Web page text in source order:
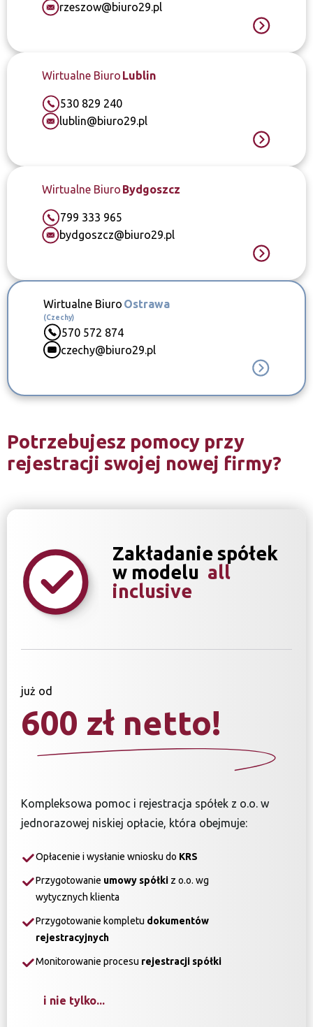
rzeszow@biuro29.pl
Wirtualne Biuro Lublin
530 829 240
lublin@biuro29.pl
Wirtualne Biuro Bydgoszcz
799 333 965
bydgoszcz@biuro29.pl
Wirtualne Biuro Ostrawa
(Czechy)
570 572 874
czechy@biuro29.pl
Potrzebujesz pomocy przy
rejestracji swojej nowej firmy?
Zakładanie spółek
w modelu all
inclusive
już od
600 zł netto!
Kompleksowa pomoc i rejestracja spółek z o.o. w
jednorazowej niskiej opłacie, która obejmuje:
Opłacenie i wysłanie wniosku do KRS
Przygotowanie umowy spółki z o.o. wg
wytycznych klienta
Przygotowanie kompletu dokumentów
rejestracyjnych
Monitorowanie procesu rejestracji spółki
i nie tylko...